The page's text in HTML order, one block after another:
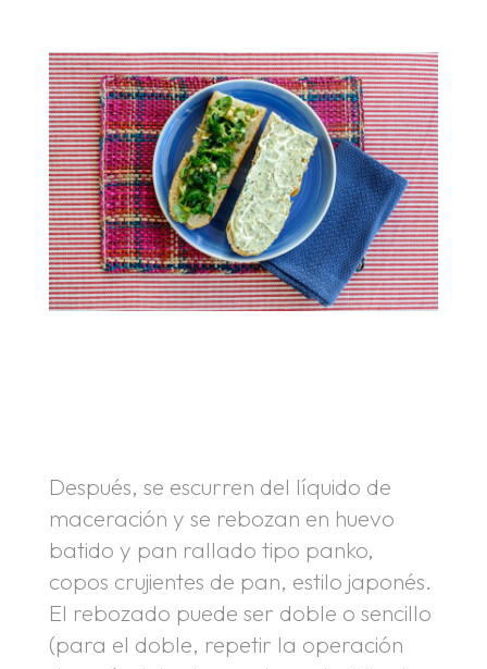
Después, se escurren del líquido de
maceración y se rebozan en huevo
batido y pan rallado tipo panko,
copos crujientes de pan, estilo japonés.
El rebozado puede ser doble o sencillo
(para el doble, repetir la operación